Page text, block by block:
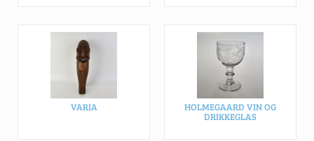
VARIA HOLMEGAARD VIN OG
DRIKKEGLAS